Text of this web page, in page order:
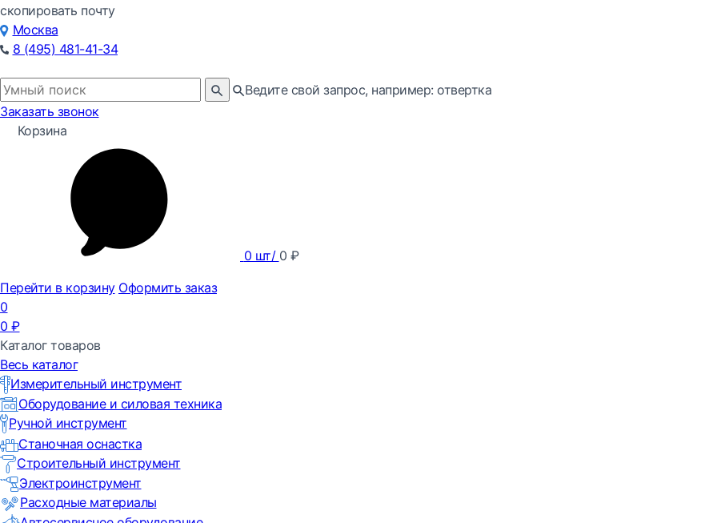
скопировать почту
Москва
8 (495) 481-41-34
Ведите свой запрос, например: отвертка
Заказать звонок
Корзина
0 шт/ 0 ₽
Перейти в корзину Оформить заказ
0
0 ₽
Каталог товаров
Весь каталог
Измерительный инструмент
Оборудование и силовая техника
Ручной инструмент
Станочная оснастка
Строительный инструмент
Электроинструмент
Расходные материалы